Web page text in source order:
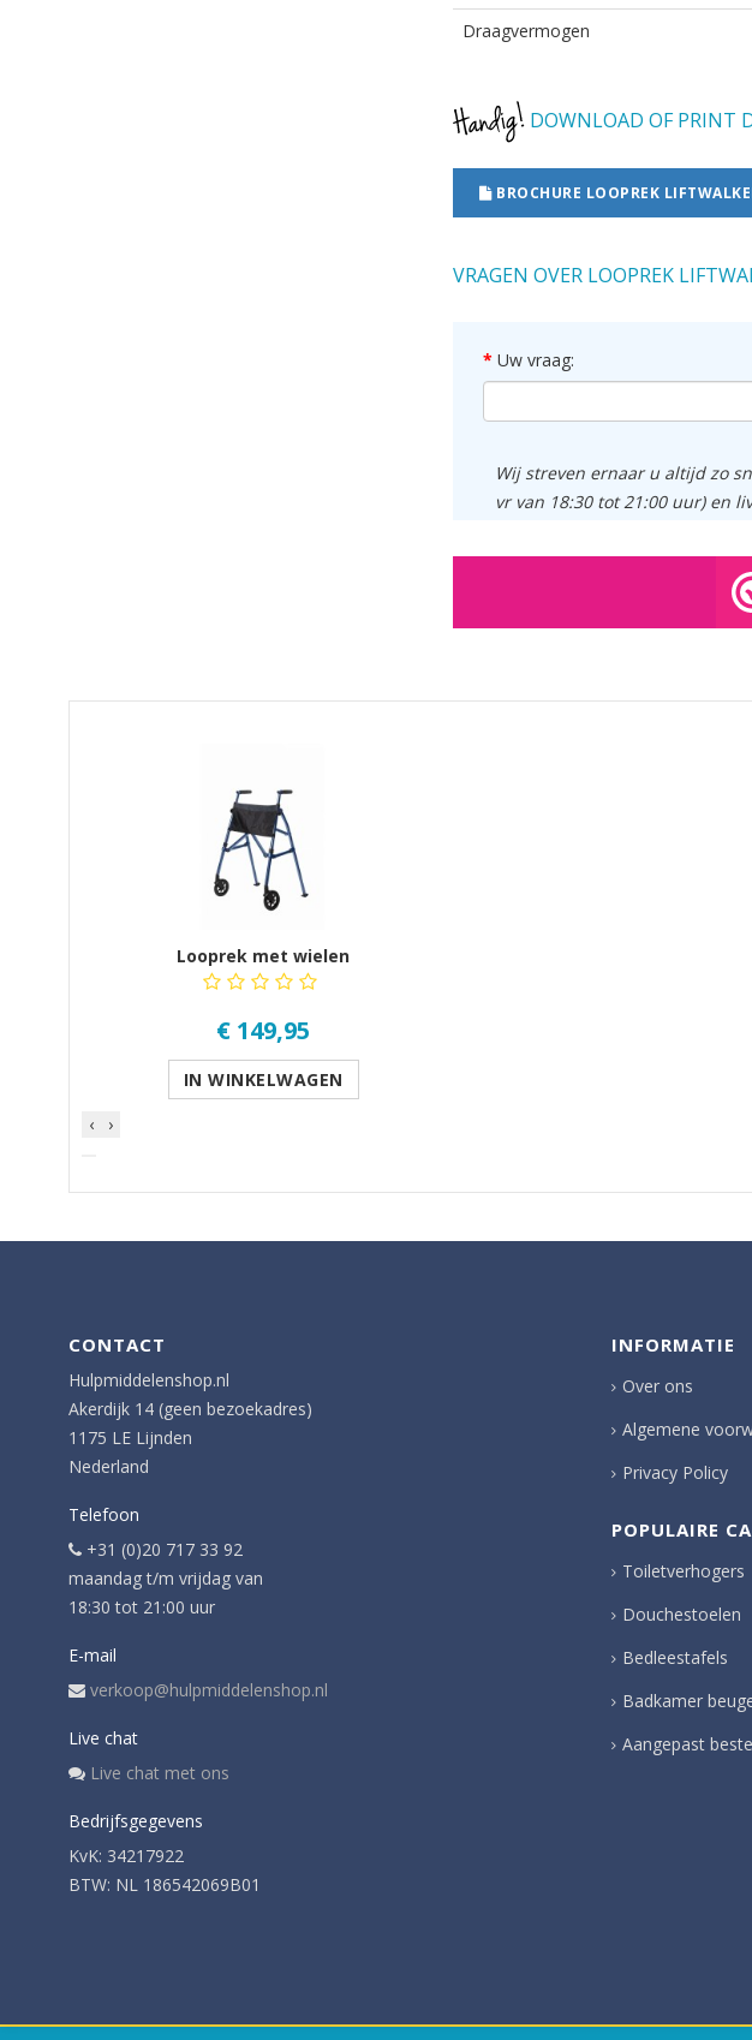
Draagvermogen
DOWNLOAD OF PRINT
BROCHURE LOOPREK
VRAGEN OVER LOOPREK
Uw vraag:
Wij streven ernaar u altijd zo
vr van 18:30 tot 21:00 uur) en
Looprek met wielen
€ 149,95
IN WINKELWAGEN
‹
›
CONTACT
Hulpmiddelenshop.nl
Akerdijk 14 (geen bezoekadres)
1175 LE Lijnden
Nederland
Telefoon
+31 (0)20 717 33 92
maandag t/m vrijdag van
18:30 tot 21:00 uur
E-mail
verkoop@hulpmiddelenshop.nl
Live chat
Live chat met ons
Bedrijfsgegevens
KvK: 34217922
BTW: NL 186542069B01
INFORMATIE
Over ons
Algemene
Privacy Policy
POPULAIRE
Toiletverhogers
Douchestoelen
Bedleestafels
Badkamer
Aangepast